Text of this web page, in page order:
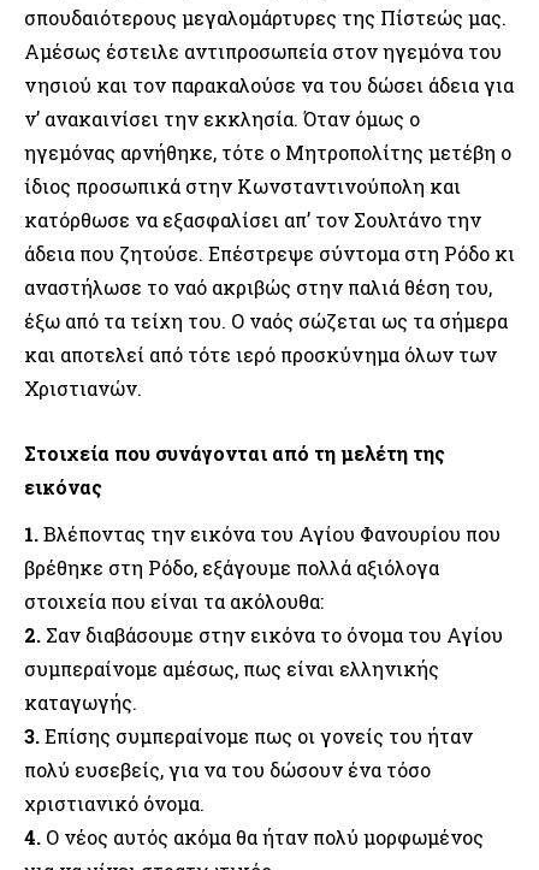
σπουδαιότερους μεγαλομάρτυρες της Πίστεώς μας.
Αμέσως έστειλε αντιπροσωπεία στον ηγεμόνα του
νησιού και τον παρακαλούσε να του δώσει άδεια για
ν’ ανακαινίσει την εκκλησία. Όταν όμως ο
ηγεμόνας αρνήθηκε, τότε ο Μητροπολίτης μετέβη ο
ίδιος προσωπικά στην Κωνσταντινούπολη και
κατόρθωσε να εξασφαλίσει απ’ τον Σουλτάνο την
άδεια που ζητούσε. Επέστρεψε σύντομα στη Ρόδο κι
αναστήλωσε το ναό ακριβώς στην παλιά θέση του,
έξω από τα τείχη του. Ο ναός σώζεται ως τα σήμερα
και αποτελεί από τότε ιερό προσκύνημα όλων των
Χριστιανών.
Στοιχεία που συνάγονται από τη μελέτη της
εικόνας
1.Βλέποντας την εικόνα του Αγίου Φανουρίου που
βρέθηκε στη Ρόδο, εξάγουμε πολλά αξιόλογα
στοιχεία που είναι τα ακόλουθα:
2. Σαν διαβάσουμε στην εικόνα το όνομα του Αγίου
συμπεραίνομε αμέσως, πως είναι ελληνικής
καταγωγής.
3.Επίσης συμπεραίνομε πως οι γονείς του ήταν
πολύ ευσεβείς, για να του δώσουν ένα τόσο
χριστιανικό όνομα.
4. Ο νέος αυτός ακόμα θα ήταν πολύ μορφωμένος